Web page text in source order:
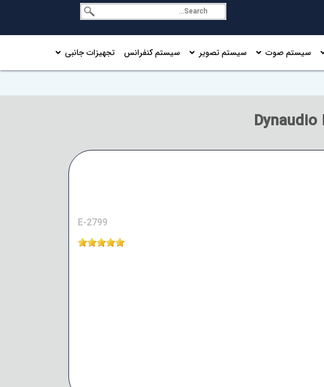
سیستم صوت سیستم تصویر سیستم کنفرانس تجهیزات جانبی
E-2799